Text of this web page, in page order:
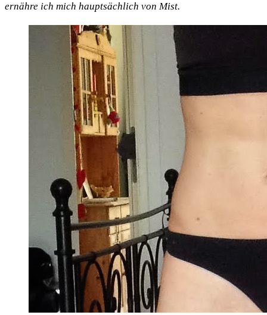
ernähre ich mich hauptsächlich von Mist.